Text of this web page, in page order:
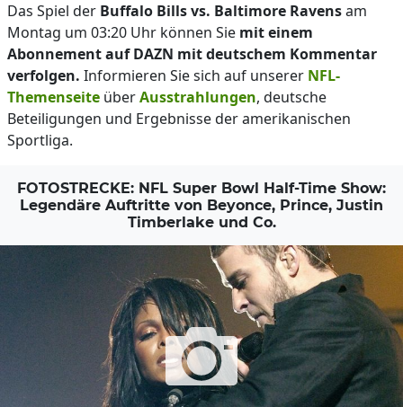
Das Spiel der Buffalo Bills vs. Baltimore Ravensam
Montag um 03:20 Uhr können Sie mit einem
Abonnement auf DAZN mit deutschem Kommentar
verfolgen. Informieren Sie sich auf unserer NFL-
Themenseite überAusstrahlungen, deutsche
Beteiligungen und Ergebnisse der amerikanischen
Sportliga.
FOTOSTRECKE: NFL Super Bowl Half-Time Show:
Legendäre Auftritte von Beyonce, Prince, Justin
Timberlake und Co.